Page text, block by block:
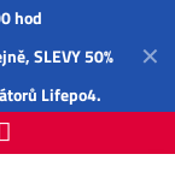
✕
hod
SLEVY 50%
Lifepo4.